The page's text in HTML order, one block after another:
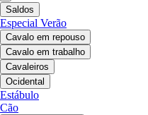
Saldos
Especial Verão
Cavalo em repouso
Cavalo em trabalho
Cavaleiros
Ocidental
Estábulo
Cão